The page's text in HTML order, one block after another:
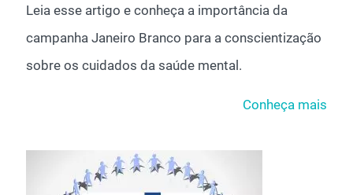
Leia esse artigo e conheça a importância da
campanha Janeiro Branco para a conscientização
sobre os cuidados da saúde mental.
Conheça mais